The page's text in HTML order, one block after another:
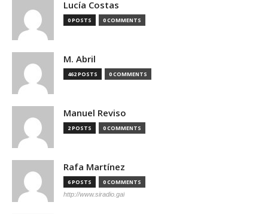
Lucía Costas
0 POSTS 0 COMMENTS
M. Abril
462 POSTS 0 COMMENTS
Manuel Reviso
2 POSTS 0 COMMENTS
Rafa Martínez
6 POSTS 0 COMMENTS
http://www.siradio.gal